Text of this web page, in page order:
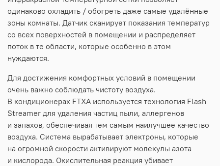
одинаково охладить / обогреть даже самые удалённые
зоны комнаты. Датчик сканирует показания температур
со всех поверхностей в помещении и распределяет
поток в те области, которые особенно в этом
нуждаются.
Для достижения комфортных условий в помещении
очень важно соблюдать чистоту воздуха.
В кондиционерах FTXA используется технология Flash
Streamer для удаления частиц пыли, аллергенов
и запахов, обеспечивая тем самым наилучшее качество
воздуха. Система вырабатывает электроны, которые
на огромной скорости активируют молекулы азота
и кислорода. Окислительная реакция убивает